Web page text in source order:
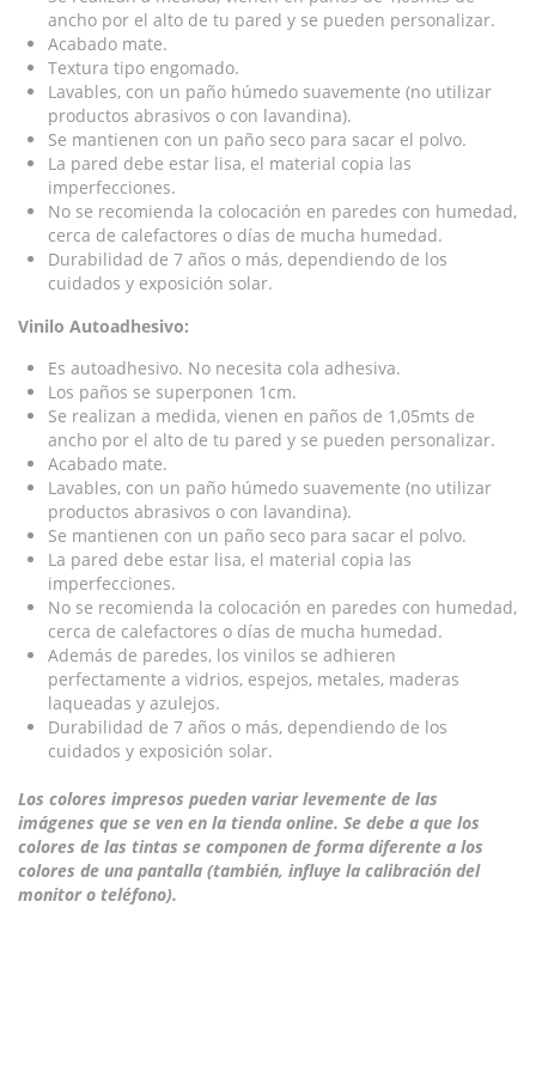
ancho por el alto de tu pared y se pueden personalizar.
Acabado mate.
Textura tipo engomado.
Lavables, con un paño húmedo suavemente (no utilizar
productos abrasivos o con lavandina).
Se mantienen con un paño seco para sacar el polvo.
La pared debe estar lisa, el material copia las
imperfecciones.
No se recomienda la colocación en paredes con humedad,
cerca de calefactores o días de mucha humedad.
Durabilidad de 7 años o más, dependiendo de los
cuidados y exposición solar.
Vinilo Autoadhesivo:
Es autoadhesivo. No necesita cola adhesiva.
Los paños se superponen 1cm.
Se realizan a medida, vienen en paños de 1,05mts de
ancho por el alto de tu pared y se pueden personalizar.
Acabado mate.
Lavables, con un paño húmedo suavemente (no utilizar
productos abrasivos o con lavandina).
Se mantienen con un paño seco para sacar el polvo.
La pared debe estar lisa, el material copia las
imperfecciones.
No se recomienda la colocación en paredes con humedad,
cerca de calefactores o días de mucha humedad.
Además de paredes, los vinilos se adhieren
perfectamente a vidrios, espejos, metales, maderas
laqueadas y azulejos.
Durabilidad de 7 años o más, dependiendo de los
cuidados y exposición solar.
Los colores impresos pueden variar levemente de las
imágenes que se ven en la tienda online. Se debe a que los
colores de las tintas se componen de forma diferente a los
colores de una pantalla (también, influye la calibración del
monitor o teléfono).